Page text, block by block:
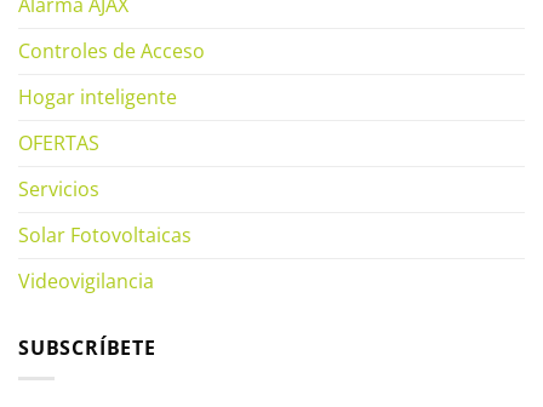
Controles de Acceso
Hogar inteligente
OFERTAS
Servicios
Solar Fotovoltaicas
Videovigilancia
SUBSCRÍBETE